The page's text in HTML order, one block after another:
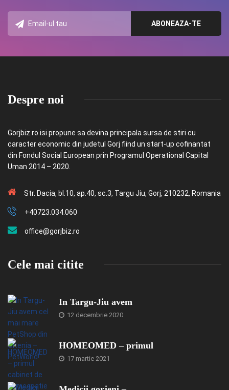
Despre noi
Gorjbiz.ro isi propune sa devina principala sursa de stiri cu
caracter economic din judetul Gorj fiind un start-up cofinantat
din Fondul Social European prin Programul Operational Capital
Uman 2014 – 2020.
Str. Dacia, bl.10, ap.40, sc.3, Targu Jiu, Gorj, 210232, Romania
+40723.034.060
office@gorjbiz.ro
Cele mai citite
In Targu-Jiu avem
12 decembrie 2020
HOMEOMED – primul
17 martie 2021